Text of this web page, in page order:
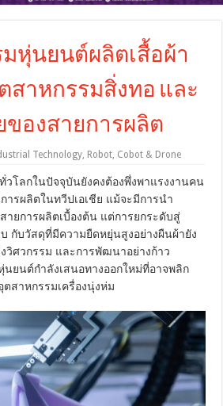
หุ่นยนต์ผลิตเสื้อผ้า
าหกรรมสิ่งทอ และ
องสายการผลิต
Technology Robot, Cobot & Drone
วโลกในปัจจุบันยังคงต้องพึ่งพาแรงงานคน
ารผลิตในทวีปเอเชีย แม้จะมีการนำ
ายการผลิตเบื้องต้น แต่การยกระดับสู่
กับวัสดุที่มีความยืดหยุ่นสูงอย่างผืนผ้ายัง
วิศวกรรม และการพัฒนาอย่างก้าว
นยนต์กำลังเสนอทางออกใหม่ที่อาจพลิก
ตสาหกรรมเครื่องนุ่งห่ม